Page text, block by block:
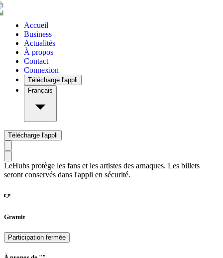
Accueil
Business
Actualités
À propos
Contact
Connexion
Télécharge l'appli
Français
Télécharge l'appli
LeHubs protège les fans et les artistes des arnaques. Les billets
seront conservés dans l'appli en sécurité.
👉
Gratuit
Participation fermée